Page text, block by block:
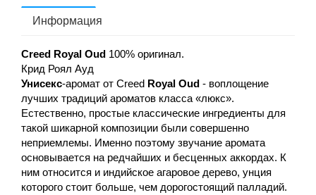
Информация
Creed Royal Oud 100% оригинал.
Крид Роял Ауд
Унисекс-аромат от Creed Royal Oud - воплощение
лучших традиций ароматов класса «люкс».
Естественно, простые классические ингредиенты для
такой шикарной композиции были совершенно
неприемлемы. Именно поэтому звучание аромата
основывается на редчайших и бесценных аккордах. К
ним относится и индийское агаровое дерево, унция
которого стоит больше, чем дорогостоящий палладий.